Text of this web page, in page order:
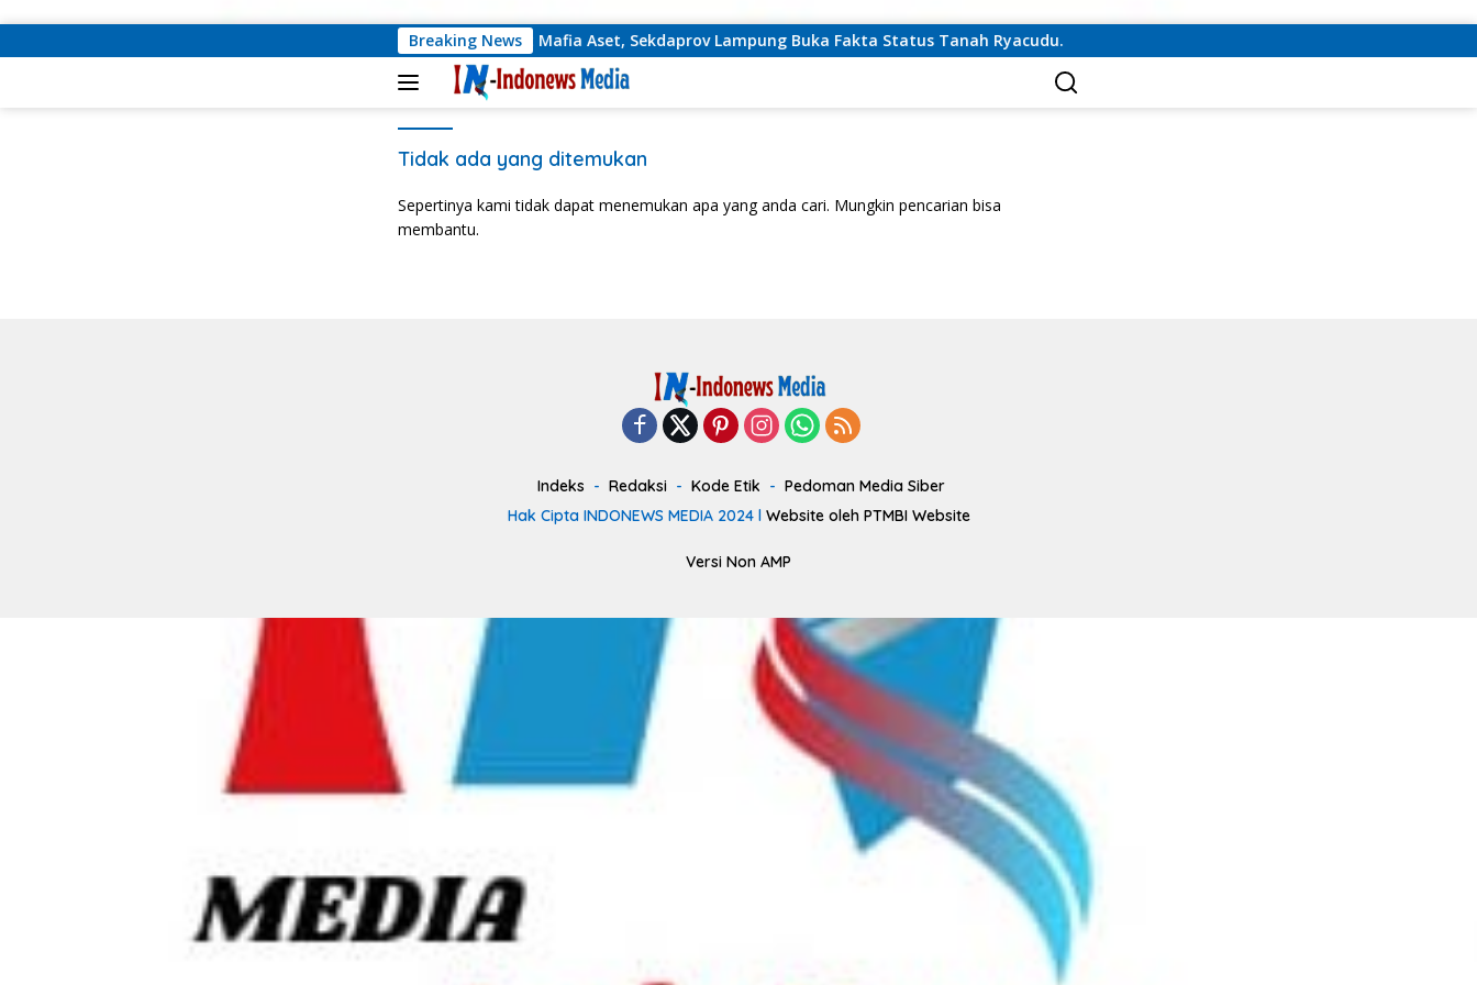
Breaking News
Dituding Terlibat Mafia Aset, Sekdaprov Lampung Buka Fakta Status Tanah Ryacudu.
Tidak ada yang ditemukan
Sepertinya kami tidak dapat menemukan apa yang anda cari. Mungkin pencarian bisa
membantu.
Indeks Redaksi Kode Etik
Pedoman Media Siber
Hak Cipta INDONEWS MEDIA 2024 l Website oleh PTMBI Website
Versi Non AMP